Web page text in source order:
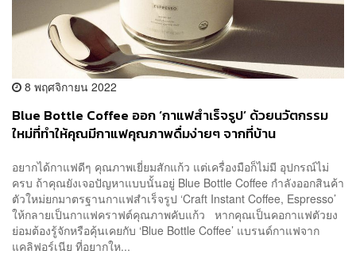
8 พฤศจิกายน 2022
Blue Bottle Coffee ออก ‘กาแฟสำเร็จรูป’ ด้วยนวัตกรรม
ใหม่ที่ทำให้คุณมีกาแฟคุณภาพดื่มง่ายๆ จากที่บ้าน
อยากได้กาแฟดีๆ คุณภาพเยี่ยมสักแก้ว แต่เครื่องมือก็ไม่มี อุปกรณ์ไม่
ครบ ถ้าคุณยังเจอปัญหาแบบนั้นอยู่ Blue Bottle Coffee กำลังออกสินค้า
ตัวใหม่ยกมาตรฐานกาแฟสำเร็จรูป ‘Craft Instant Coffee, Espresso’
ให้กลายเป็นกาแฟคราฟต์คุณภาพคับแก้ว หากคุณเป็นคอกาแฟตัวยง
ย่อมต้องรู้จักหรือคุ้นเคยกับ ‘Blue Bottle Coffee’ แบรนด์กาแฟจาก
แคลิฟอร์เนีย ที่อยากให...